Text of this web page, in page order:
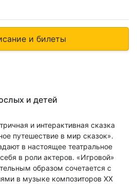
и билеты
и детей
и интерактивная сказка
путешествие в мир сказок».
в настоящее театральное
в роли актеров. «Игровой»
образом сочетается с
в музыке композиторов XX